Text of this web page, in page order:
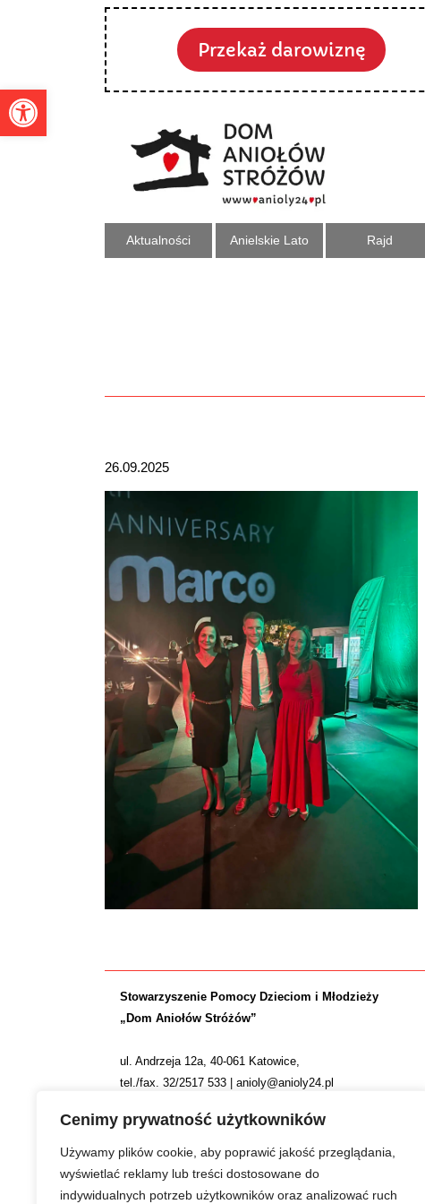
Otwórz pasek narzędzi
Cenimy prywatność użytkowników
Używamy plików cookie, aby poprawić jakość przeglądania,
wyświetlać reklamy lub treści dostosowane do
indywidualnych potrzeb użytkowników oraz analizować ruch
Przekaż darowiznę
Aktualności Anielskie Lato Rajd
26.09.2025
Stowarzyszenie Pomocy Dzieciom i Młodzieży
„Dom Aniołów Stróżów”
ul. Andrzeja 12a, 40-061 Katowice,
tel./fax. 32/2517 533 | anioly@anioly24.pl
NIP: 634 24 24 781 | REGON: 277553974 | KRS
Nr konta: ING Bank Śląski S.A. 36 1050 1214 1000 0022